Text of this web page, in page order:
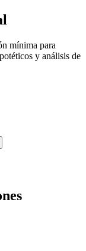
mínima para
y análisis de